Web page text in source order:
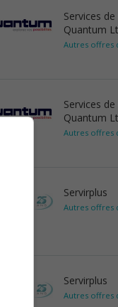
Services
Quantum
Autres offres
Services
Quantum
Autres offres
Servirplus
Autres offres
Servirplus
Autres offres